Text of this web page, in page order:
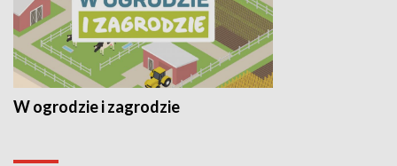
W ogrodzie i zagrodzie